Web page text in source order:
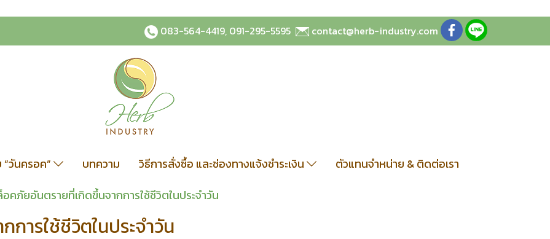
083-564-4419, 091-295-5595 contact@herb-industry.com
“วันครอค” บทความ วิธีการสั่งซื้อ และช่องทางแจ้งชำระเงิน
ตัวแทนจำหน่าย & ติดต่อเรา
คภัยอันตรายที่เกิดขึ้นจากการใช้ชีวิตในประจำวัน
ารใช้ชีวิตในประจำวัน